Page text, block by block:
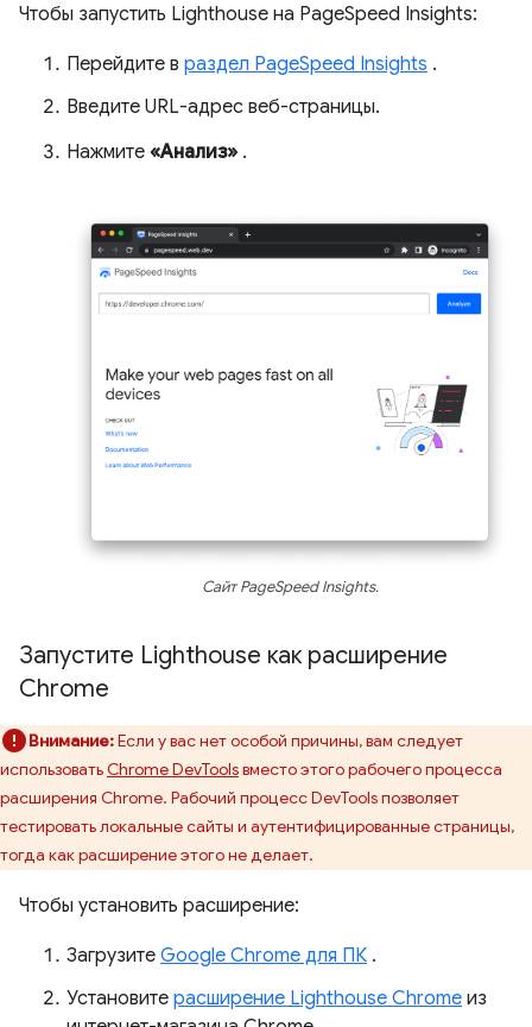
Чтобы запустить Lighthouse на PageSpeed ​​Insights:
Перейдите в раздел PageSpeed ​​Insights .
Введите URL-адрес веб-страницы.
Нажмите «Анализ» .
Сайт PageSpeed ​​Insights.
Запустите Lighthouse как расширение
Chrome
Внимание:Если у вас нет особой причины, вам следует
использоватьChrome DevToolsвместо этого рабочего процесса
расширения Chrome. Рабочий процесс DevTools позволяет
тестировать локальные сайты и аутентифицированные страницы,
тогда как расширение этого не делает.
Чтобы установить расширение:
Загрузите Google Chrome для ПК .
Установите расширение Lighthouse Chrome из